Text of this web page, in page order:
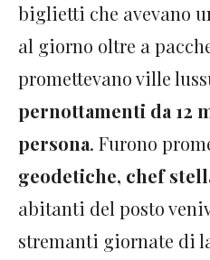
biglietti che avevano
al giorno oltre a
promettevano ville
pernottamenti da 12
persona. Furono
geodetiche, chef
abitanti del posto
stremanti giornate di